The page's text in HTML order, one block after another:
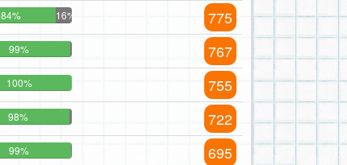
84% 16% 775
99% 767
100% 755
98% 722
99% 695